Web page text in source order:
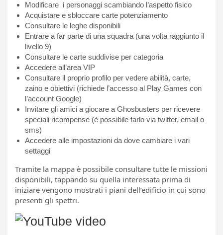
Modificare i personaggi scambiando l’aspetto fisico
Acquistare e sbloccare carte potenziamento
Consultare le leghe disponibili
Entrare a far parte di una squadra (una volta raggiunto il
livello 9)
Consultare le carte suddivise per categoria
Accedere all’area VIP
Consultare il proprio profilo per vedere abilità, carte,
zaino e obiettivi (richiede l’accesso al Play Games con
l’account Google)
Invitare gli amici a giocare a Ghosbusters per ricevere
speciali ricompense (è possibile farlo via twitter, email o
sms)
Accedere alle impostazioni da dove cambiare i vari
settaggi
Tramite la mappa è possibile consultare tutte le missioni
disponibili, tappando su quella interessata prima di
iniziare vengono mostrati i piani dell’edificio in cui sono
presenti gli spettri.